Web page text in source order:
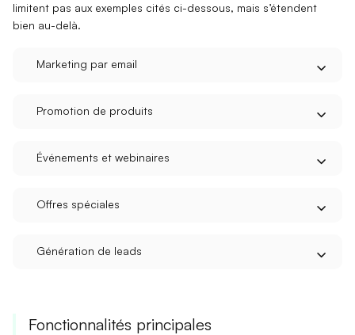
limitent pas aux exemples cités ci-dessous, mais s’étendent
bien au-delà.
Marketing par email
Promotion de produits
Événements et webinaires
Offres spéciales
Génération de leads
Fonctionnalités principales